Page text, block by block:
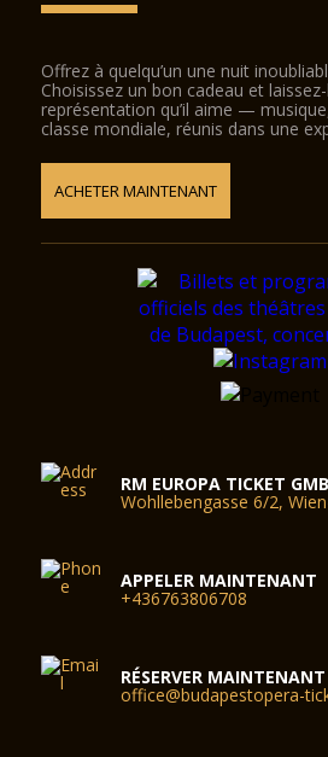
Offrez à quelqu’un une nuit
Choisissez un bon cadeau et
représentation qu’il aime —
classe mondiale, réunis dans une
ACHETER MAINTENANT
RM EUROPA TICKET
Wohllebengasse 6/2,
APPELER MAINTENANT
+436763806708
RÉSERVER MAINTENANT
office@budapestopera-